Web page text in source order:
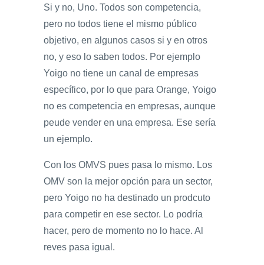
Si y no, Uno. Todos son competencia,
pero no todos tiene el mismo público
objetivo, en algunos casos si y en otros
no, y eso lo saben todos. Por ejemplo
Yoigo no tiene un canal de empresas
específico, por lo que para Orange, Yoigo
no es competencia en empresas, aunque
peude vender en una empresa. Ese sería
un ejemplo.
Con los OMVS pues pasa lo mismo. Los
OMV son la mejor opción para un sector,
pero Yoigo no ha destinado un prodcuto
para competir en ese sector. Lo podría
hacer, pero de momento no lo hace. Al
reves pasa igual.